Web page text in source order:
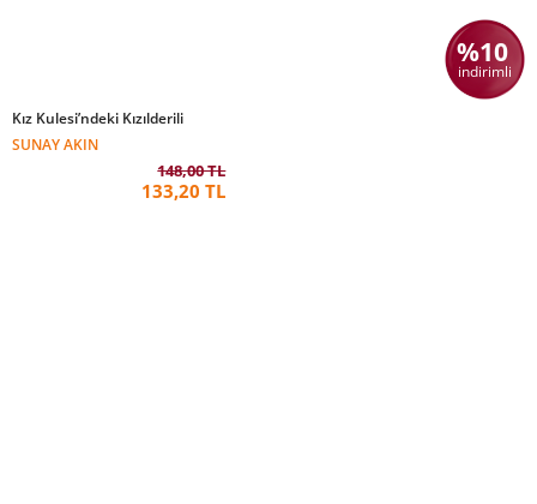
%10
indirimli
Kız Kulesi’ndeki Kızılderili
SUNAY AKIN
148,00 TL
133,20 TL